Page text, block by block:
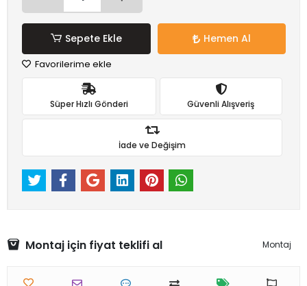
Sepete Ekle Hemen Al
Favorilerime ekle
Süper Hızlı Gönderi Güvenli Alışveriş
İade ve Değişim
Montaj için fiyat teklifi al Montaj